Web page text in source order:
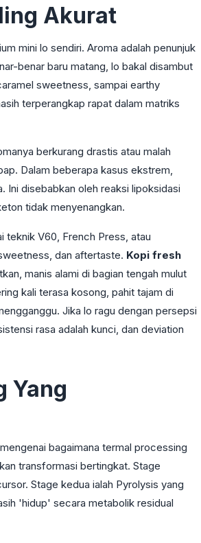
Akurat
mini lo sendiri. Aroma adalah penunjuk
benar baru matang, lo bakal disambut
sweetness, sampai earthy
terperangkap rapat dalam matriks
berkurang drastis atau malah
Dalam beberapa kasus ekstrem,
Ini disebabkan oleh reaksi lipoksidasi
tidak menyenangkan.
teknik V60, French Press, atau
dan aftertaste. Kopi fresh
manis alami di bagian tengah mulut
kali terasa kosong, pahit tajam di
Jika lo ragu dengan persepsi
rasa adalah kunci, dan deviation
Yang
bagaimana termal processing
transformasi bertingkat. Stage
Stage kedua ialah Pyrolysis yang
'hidup' secara metabolik residual